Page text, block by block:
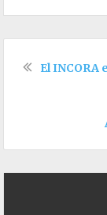
El